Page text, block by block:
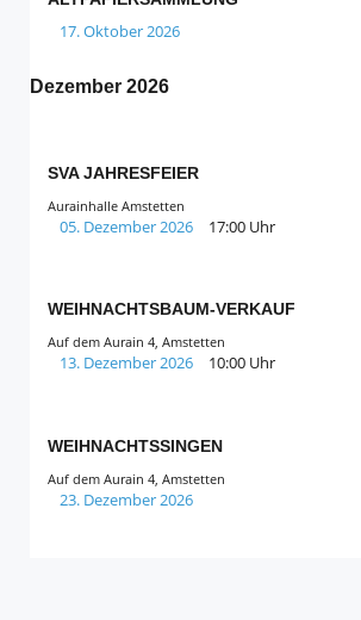
17. Oktober 2026
Dezember 2026
SVA JAHRESFEIER
Aurainhalle Amstetten
05. Dezember 2026 17:00 Uhr
WEIHNACHTSBAUM-VERKAUF
Auf dem Aurain 4, Amstetten
13. Dezember 2026 10:00 Uhr
WEIHNACHTSSINGEN
Auf dem Aurain 4, Amstetten
23. Dezember 2026